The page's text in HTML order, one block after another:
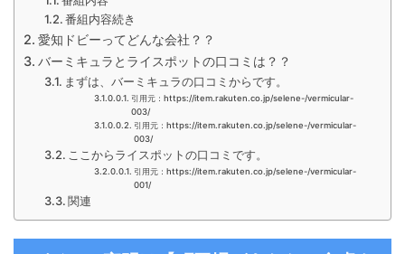
番組内容続き
愛知ドビーってどんな会社？？
バーミキュラとライスポットの口コミは？？
まずは、バーミキュラの口コミからです。
引用元：https://item.rakuten.co.jp/selene-/vermicular-
003/
引用元：https://item.rakuten.co.jp/selene-/vermicular-
003/
ここからライスポットの口コミです。
引用元：https://item.rakuten.co.jp/selene-/vermicular-
001/
関連